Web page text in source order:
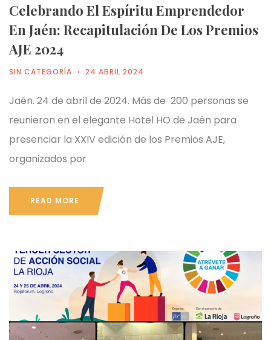
Celebrando El Espíritu Emprendedor
En Jaén: Recapitulación De Los Premios
AJE 2024
SIN CATEGORÍA 24 ABRIL 2024
Jaén. 24 de abril de 2024. Más de 200 personas se
reunieron en el elegante Hotel HO de Jaén para
presenciar la XXIV edición de los Premios AJE,
organizados por
READ MORE